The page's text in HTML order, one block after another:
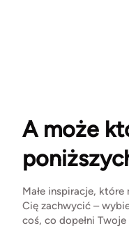
A może
Małe inspiracje, które
Cię zachwycić –
coś, co dopełni Twoje